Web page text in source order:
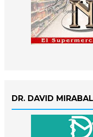
DR. DAVID